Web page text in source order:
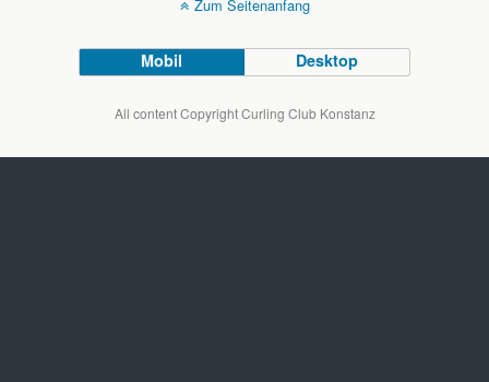
Zum Seitenanfang
Mobil Desktop
All content Copyright Curling Club Konstanz